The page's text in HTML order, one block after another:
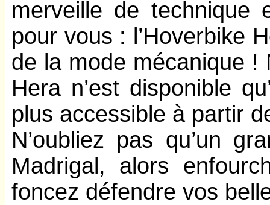
merveille de technique
pour vous : l’Hoverbike
de la mode mécanique !
Hera n’est disponible
plus accessible à partir
N’oubliez pas qu’un
Madrigal, alors
foncez défendre vos